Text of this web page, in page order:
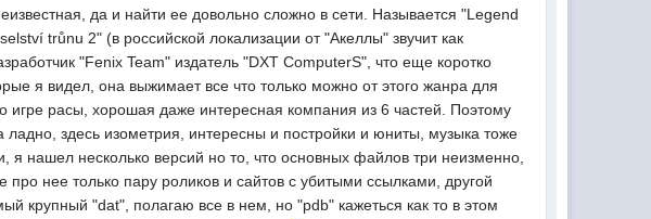
да и найти ее довольно сложно в сети. Называется "Legend
trůnu 2" (в российской локализации от "Акеллы" звучит как
"Fenix Team" издатель "DXT ComputerS", что еще коротко
я видел, она выжимает все что только можно от этого жанра для
расы, хорошая даже интересная компания из 6 частей. Поэтому
ладно, здесь изометрия, интересны и постройки и юниты, музыка тоже
я нашел несколько версий но то, что основных файлов три неизменно,
нее только пару роликов и сайтов с убитыми ссылками, другой
"dat", полагаю все в нем, но "pdb" кажеться как то в этом